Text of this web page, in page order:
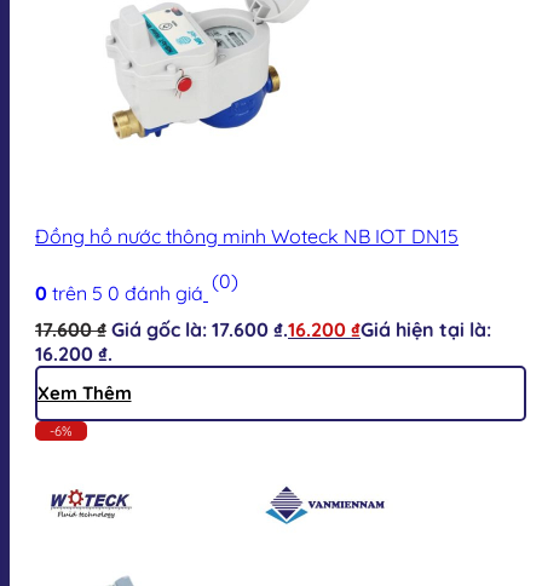
Đồng hồ nước thông minh Woteck NB IOT DN15
0 trên 5 0 đánh giá (0)
17.600₫ Giá gốc là: 17.600 ₫.16.200 ₫Giá hiện tại là:
16.200 ₫.
Xem Thêm
-6%